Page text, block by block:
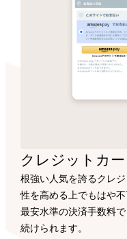
クレジットカー
根強い人気を誇るクレ
性を高める上でもはや
最安水準の決済手数料
続けられます。